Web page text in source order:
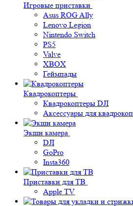
Игровые приставки
Asus ROG Ally
Lenovo Legion
Nintendo Switch
PS5
Valve
XBOX
Геймпады
Квадрокоптеры
Квадрокоптеры DJI
Аксессуары для
Экшн камера
DJI
GoPro
Insta360
Приставки для ТВ
Apple TV